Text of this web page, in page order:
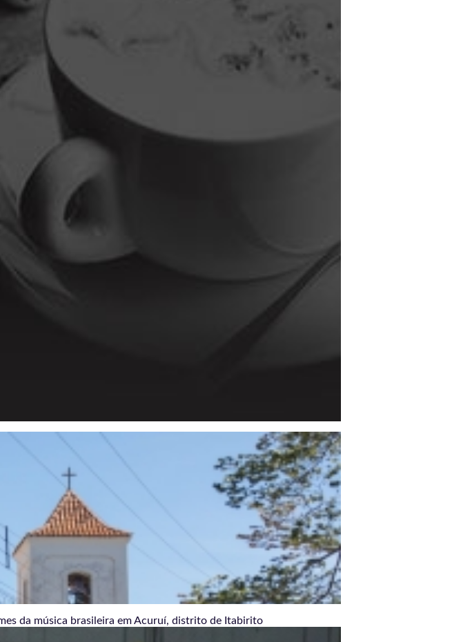
da música brasileira em Acuruí, distrito de Itabirito